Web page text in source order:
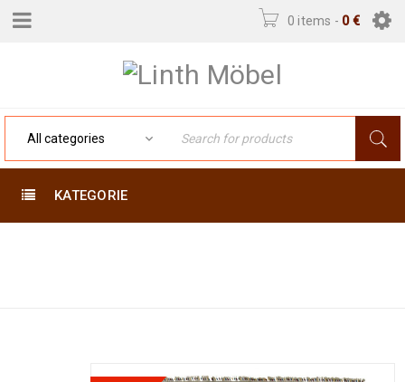
0 items - 0€
KATEGORIE